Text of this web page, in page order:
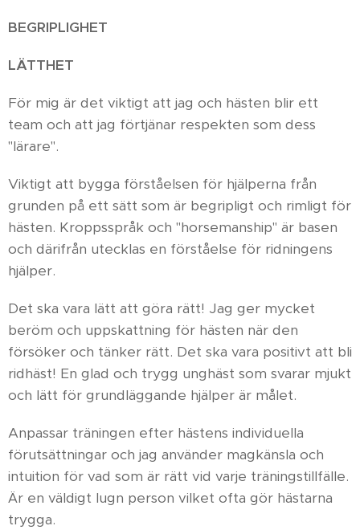
BEGRIPLIGHET
LÄTTHET
För mig är det viktigt att jag och hästen blir ett
team och att jag förtjänar respekten som dess
"lärare".
Viktigt att bygga förståelsen för hjälperna från
grunden på ett sätt som är begripligt och rimligt för
hästen. Kroppsspråk och "horsemanship" är basen
och därifrån utecklas en förståelse för ridningens
hjälper.
Det ska vara lätt att göra rätt! Jag ger mycket
beröm och uppskattning för hästen när den
försöker och tänker rätt. Det ska vara positivt att bli
ridhäst! En glad och trygg unghäst som svarar mjukt
och lätt för grundläggande hjälper är målet.
Anpassar träningen efter hästens individuella
förutsättningar och jag använder magkänsla och
intuition för vad som är rätt vid varje träningstillfälle.
Är en väldigt lugn person vilket ofta gör hästarna
trygga.